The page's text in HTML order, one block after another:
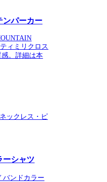
ンパーカー
ィミリクロス
。詳細は本
ックレス・ピ
ーシャツ
バンドカラー